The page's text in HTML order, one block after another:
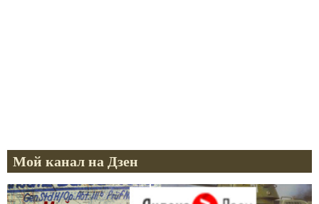
Мой канал на Дзен